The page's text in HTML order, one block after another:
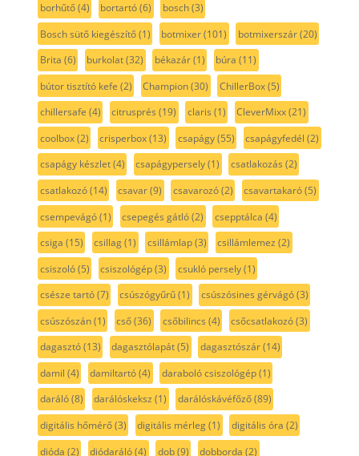
borhűtő(4) bortartó(6) bosch(3)
Bosch sütő kiegészítő(1) botmixer(101) botmixerszár(20)
Brita (6) burkolat(32) békazár(1) búra (11)
bútor tisztító kefe (2) Champion(30) ChillerBox(5)
chillersafe (4) citrusprés (19) claris (1) CleverMixx(21)
coolbox(2) crisperbox(13) csapágy(55) csapágyfedél (2)
csapágy készlet(4) csapágypersely(1) csatlakozás (2)
csatlakozó(14) csavar(9) csavarozó(2) csavartakaró(5)
csempevágó(1) csepegés gátló(2) csepptálca (4)
csiga (15) csillag(1) csillámlap(3) csillámlemez (2)
csiszoló(5) csiszológép(3) csukló persely(1)
csésze tartó(7) csúszógyűrű(1) csúszósines gérvágó(3)
csúszószán(1) cső(36) csőbilincs (4) csőcsatlakozó(3)
dagasztó(13) dagasztólapát(5) dagasztószár(14)
damil (4) damiltartó(4) daraboló csiszológép(1)
daráló(8) darálóskeksz (1) darálóskávéfőző(89)
digitális hőmérő(3) digitális mérleg(1) digitális óra (2)
dióda (2) diódaráló(4) dob(9) dobborda (2)